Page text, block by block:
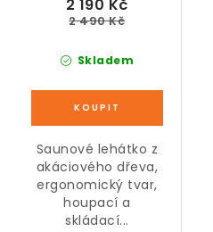
Skladem
2 190 Kč
2 490 Kč
Saunové lehátko z
akáciového dřeva,
ergonomický tvar,
houpací a
skládací...